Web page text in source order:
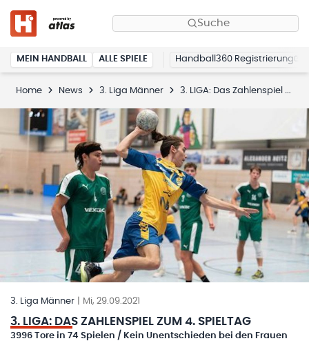
Suche
MEIN HANDBALL ALLE SPIELE Handball360 Registrierung
Home News 3. Liga Männer 3. LIGA: Das Zahlenspiel zum 4. Spieltag
3. Liga Männer Mi, 29.09.2021
3. LIGA: DAS ZAHLENSPIEL ZUM 4. SPIELTAG
3996 Tore in 74 Spielen / Kein Unentschieden bei den Frauen